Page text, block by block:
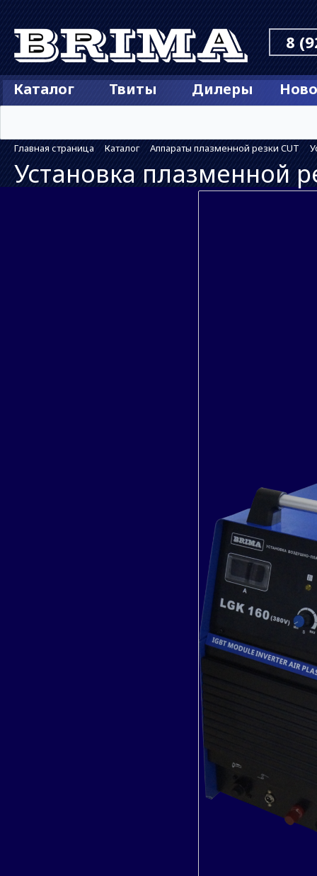
8
Каталог Твиты Дилеры
Главная страница Каталог Аппараты плазменной резки CUT
Установка плазменной